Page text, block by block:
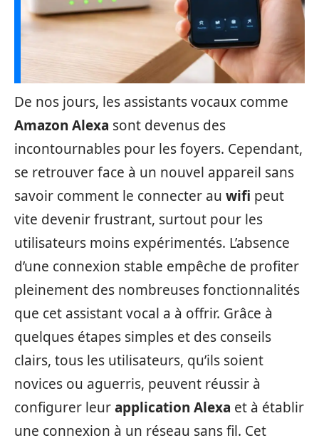
De nos jours, les assistants vocaux comme
Amazon Alexa sont devenus des
incontournables pour les foyers. Cependant,
se retrouver face à un nouvel appareil sans
savoir comment le connecter au wifi peut
vite devenir frustrant, surtout pour les
utilisateurs moins expérimentés. L’absence
d’une connexion stable empêche de profiter
pleinement des nombreuses fonctionnalités
que cet assistant vocal a à offrir. Grâce à
quelques étapes simples et des conseils
clairs, tous les utilisateurs, qu’ils soient
novices ou aguerris, peuvent réussir à
configurer leurapplication Alexa et à établir
une connexion à un réseau sans fil. Cet